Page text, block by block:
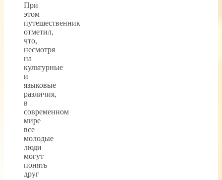
При
этом
путешественник
отметил,
что,
несмотря
на
культурные
и
языковые
различия,
в
современном
мире
все
молодые
люди
могут
понять
друг